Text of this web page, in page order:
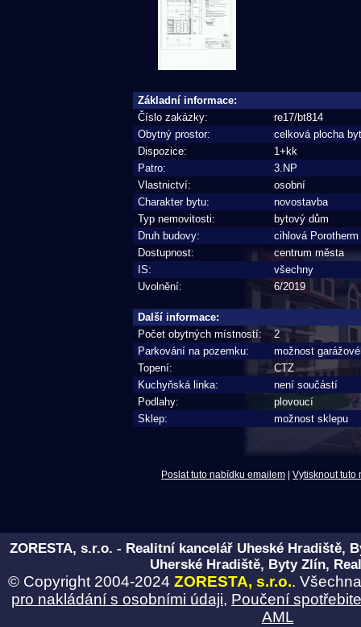
Základní informace:
Číslo zakázky:
re17/bt814
Obytný prostor:
celková plocha
Dispozice:
1+kk
Patro:
3.NP
Vlastnictví:
osobní
Charakter bytu:
novostavba
Typ nemovitosti:
bytový dům
Druh budovy:
cihlová Porotherm
Dostupnost:
centrum města
IS:
všechny
Uvolnění:
6/2019
Další informace:
Počet obytných místností:
2
Parkování na pozemku:
možnost
Topení:
CTZ
Kuchyňská linka:
není součástí
Podlahy:
plovoucí
Sklep:
možnost sklepu
Poslat tuto nabídku emailem Vytisknout tuto
ZORESTA, s.r.o. - Realitní kancelář Uheské Hradiště,
Uherské Hradiště, Byty Zlín,
© Copyright 2004-2024 ZORESTA, s.r.o..
pro nakládání s osobními údaji, Poučení
AML